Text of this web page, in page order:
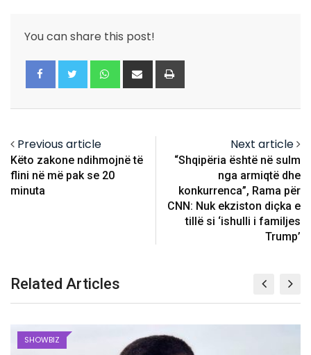
You can share this post!
Whatsapp
Share
Previous article
Këto zakone ndihmojnë të
flini në më pak se 20
minuta
Next article
“Shqipëria është në sulm
nga armiqtë dhe
konkurrenca”, Rama për
CNN: Nuk ekziston diçka e
tillë si ‘ishulli i familjes
Trump’
Related Articles
SHOWBIZ